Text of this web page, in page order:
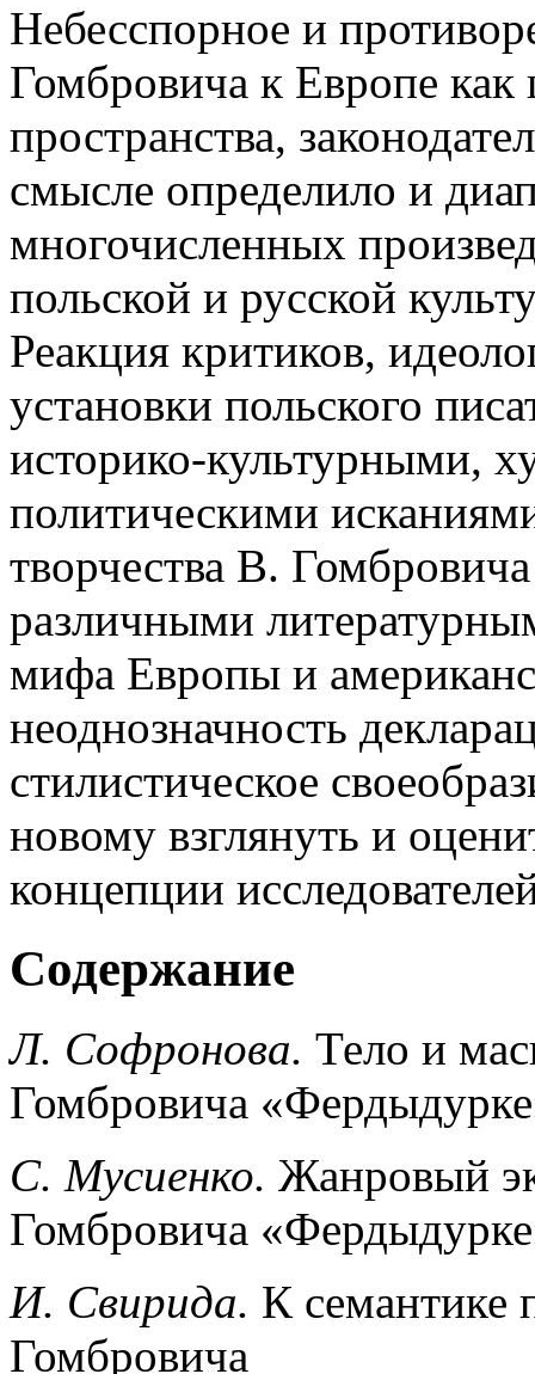
Небесспорное и
Гомбровича к Европе как
пространства,
смысле определило и
многочисленных
польской и русской
Реакция критиков,
установки польского
историко-культурными,
политическими
творчества В.
различными
мифа Европы и
неоднозначность
стилистическое
новому взглянуть и
концепции
Содержание
Л. Софронова. Тело и
Гомбровича
С. Мусиенко. Жанровый
Гомбровича
И. Свирида. К семантике
Гомбровича